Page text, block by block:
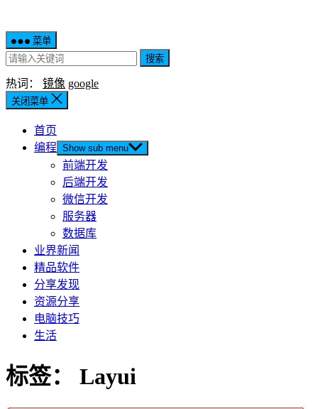
菜单
搜索
热词： 镜像 google
关闭菜单
首页
编程 Show sub menu
前端开发
后端开发
微信开发
服务器
数据库
业界新闻
精品软件
分享发现
资源分享
电脑技巧
生活
标签： Layui